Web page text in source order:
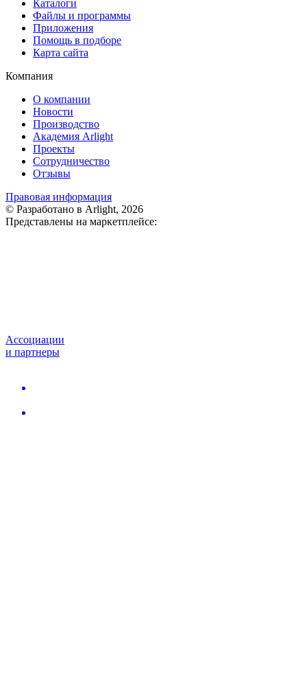
Каталоги
Файлы и программы
Приложения
Помощь в подборе
Карта сайта
Компания
О компании
Новости
Производство
Академия Arlight
Проекты
Сотрудничество
Отзывы
Правовая информация
© Разработано в Arlight, 2026
Представлены на маркетплейсе:
Ассоциации
и партнеры